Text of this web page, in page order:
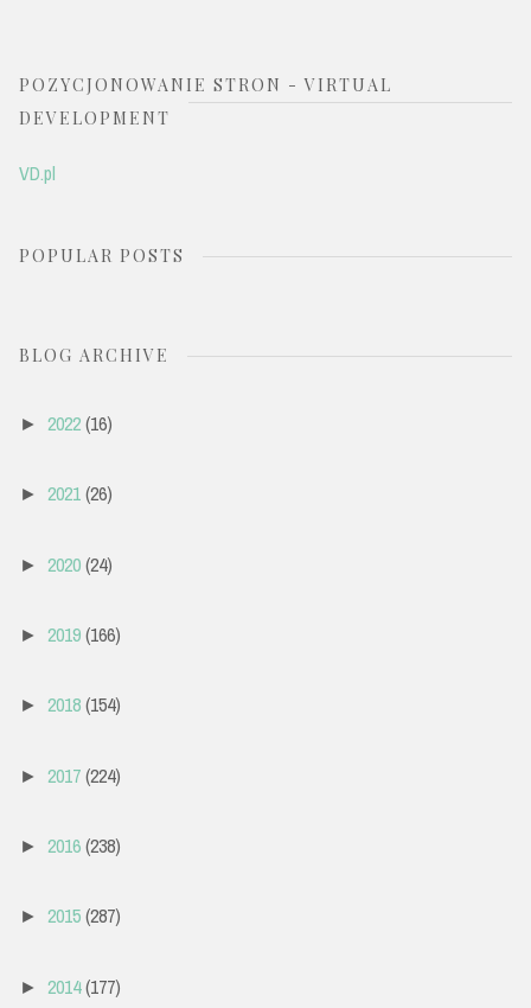
POZYCJONOWANIE STRON - VIRTUAL
DEVELOPMENT
VD.pl
POPULAR POSTS
BLOG ARCHIVE
► 2022(16)
► 2021(26)
► 2020(24)
► 2019(166)
► 2018(154)
► 2017(224)
► 2016(238)
► 2015(287)
► 2014(177)